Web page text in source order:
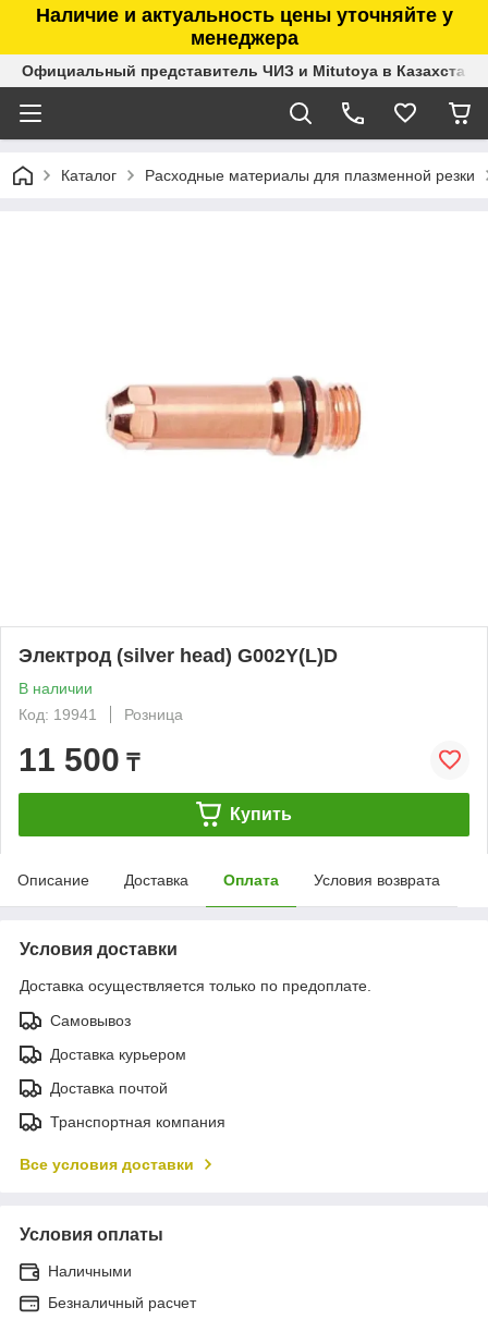
Наличие и актуальность цены уточняйте у
менеджера
Официальный представитель ЧИЗ и Mitutoya в Казахстане
Каталог Расходные материалы для плазменной резки
Электрод (silver head) G002Y(L)D
В наличии
Код: 19941
Розница
11 500 ₸
Купить
Описание Доставка Оплата Условия возврата
Условия доставки
Доставка осуществляется только по предоплате.
Самовывоз
Доставка курьером
Доставка почтой
Транспортная компания
Все условия доставки
Условия оплаты
Наличными
Безналичный расчет